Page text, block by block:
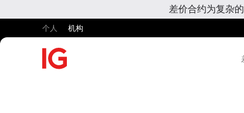
差价合约为复杂
个人 机构